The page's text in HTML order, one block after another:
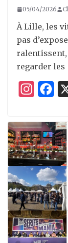
05/04/2026
À Lille, les
pas
regarder les
I
st
a
g
ra
m
F
c
e
b
o
o
k